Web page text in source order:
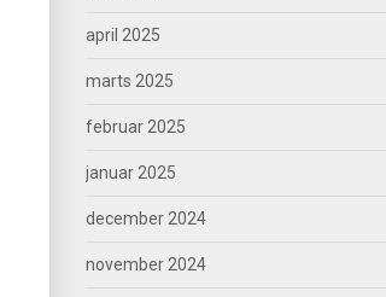
april 2025
marts 2025
februar 2025
januar 2025
december 2024
november 2024